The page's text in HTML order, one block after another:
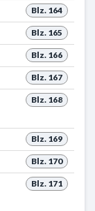
Blz. 164
Blz. 165
Blz. 166
Blz. 167
Blz. 168
Blz. 169
Blz. 170
Blz. 171